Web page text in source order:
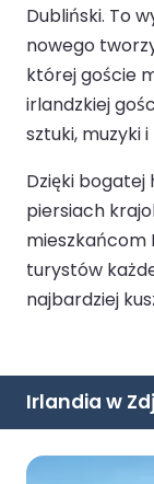
Dubliński. To
nowego
której goście
irlandzkiej
sztuki, muzyki i
Dzięki bogatej
piersiach
mieszkańcom
turystów
najbardziej
Irlandia w